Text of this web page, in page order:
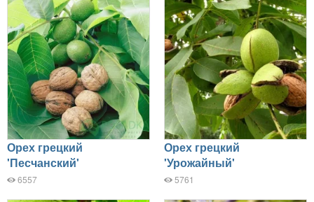
Орех грецкий
'Песчанский'
6557
Орех грецкий
'Урожайный'
5761